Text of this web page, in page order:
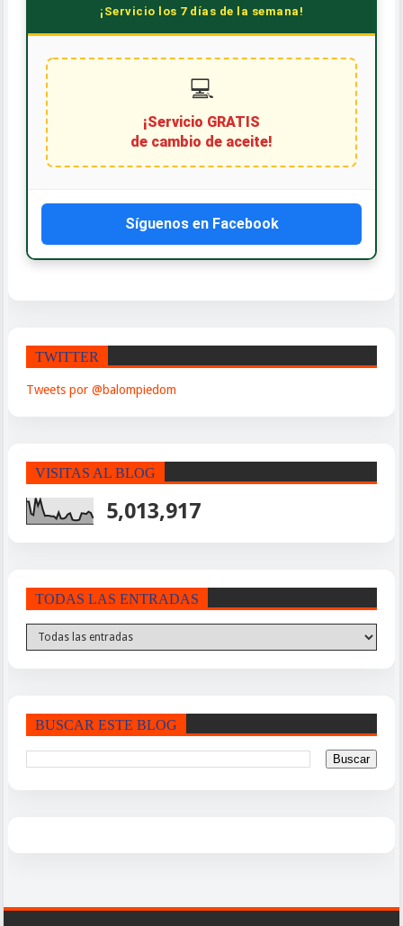
¡Servicio los 7 días de la semana!
💻
¡Servicio GRATIS
de cambio de aceite!
Síguenos en Facebook
TWITTER
Tweets por @balompiedom
VISITAS AL BLOG
5,013,917
TODAS LAS ENTRADAS
BUSCAR ESTE BLOG